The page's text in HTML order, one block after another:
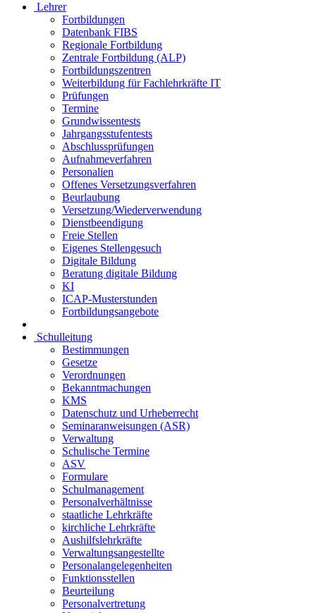
Lehrer
Fortbildungen
Datenbank FIBS
Regionale Fortbildung
Zentrale Fortbildung (ALP)
Fortbildungszentren
Weiterbildung für Fachlehrkräfte IT
Prüfungen
Termine
Grundwissentests
Jahrgangsstufentests
Abschlussprüfungen
Aufnahmeverfahren
Personalien
Offenes Versetzungsverfahren
Beurlaubung
Versetzung/Wiederverwendung
Dienstbeendigung
Freie Stellen
Eigenes Stellengesuch
Digitale Bildung
Beratung digitale Bildung
KI
ICAP-Musterstunden
Fortbildungsangebote
Schulleitung
Bestimmungen
Gesetze
Verordnungen
Bekanntmachungen
KMS
Datenschutz und Urheberrecht
Seminaranweisungen (ASR)
Verwaltung
Schulische Termine
ASV
Formulare
Schulmanagement
Personalverhältnisse
staatliche Lehrkräfte
kirchliche Lehrkräfte
Aushilfslehrkräfte
Verwaltungsangestellte
Personalangelegenheiten
Funktionsstellen
Beurteilung
Personalvertretung